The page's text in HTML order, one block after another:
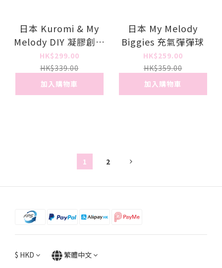
日本 Kuromi & My
Melody DIY 凝膠創作
套裝
HK$299.00
HK$339.00
加入購物車
日本 My Melody
Biggies 充氣彈彈球
HK$259.00
HK$359.00
加入購物車
1 2
$ HKD 繁體中文